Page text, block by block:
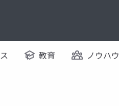
教育 ノウハウ